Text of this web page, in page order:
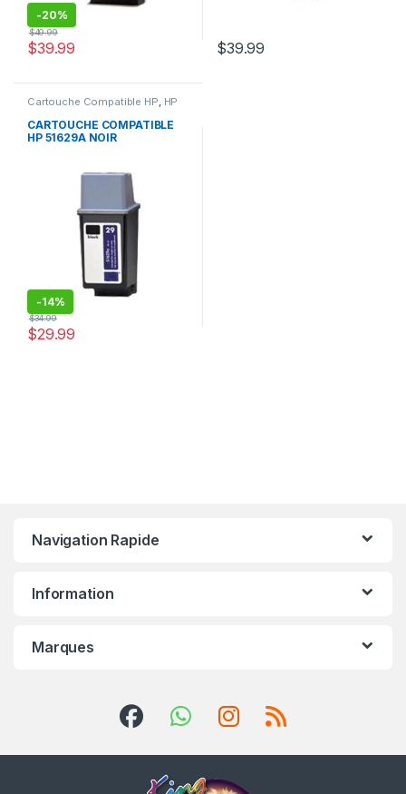
-20%
$39.99
$49.99
$39.99
Cartouche Compatible HP, HP
CARTOUCHE COMPATIBLE
HP 51629A NOIR
-14%
$29.99
$34.99
Navigation Rapide
Information
Marques